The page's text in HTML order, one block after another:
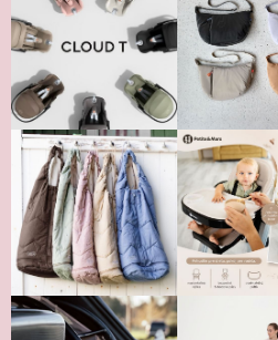
Vložením hodnotenie súhlasíte s
osobných údajov